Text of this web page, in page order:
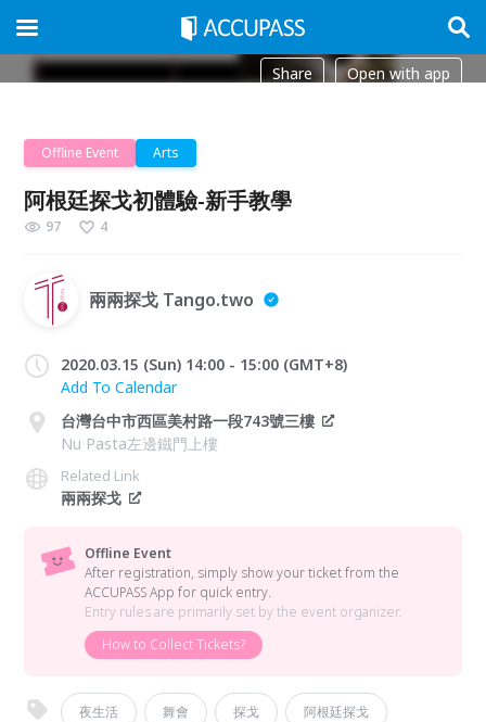
Share Open with app
Offline Event Arts
阿根廷探戈初體驗-新手教學
97 4
兩兩探戈 Tango.two
2020.03.15 (Sun) 14:00 - 15:00 (GMT+8)
Add To Calendar
台灣台中市西區美村路一段743號三樓
Nu Pasta左邊鐵門上樓
Related Link
兩兩探戈
Offline Event
After registration, simply show your ticket from the
ACCUPASS App for quick entry.
Entry rules are primarily set by the event organizer.
How to Collect Tickets?
夜生活 舞會 探戈 阿根廷探戈